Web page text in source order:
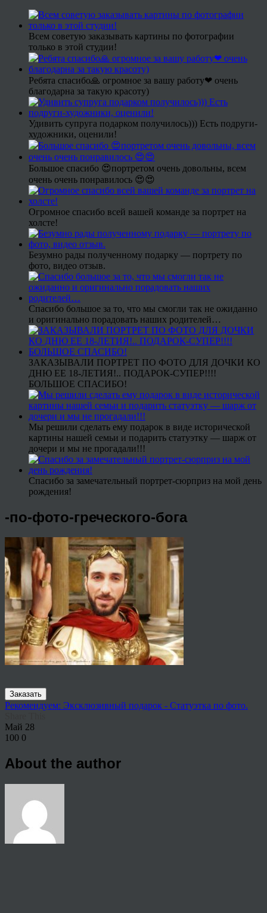
Всем советую заказывать картины по фотографии
только в этой студии!
Ребята спасибо🙏 огромное за вашу работу❤ очень
благодарна за такую красоту)
Удивить супруга подарком получилось))) Есть подруги-
художники, оценили!
Большое спасибо 😍портретом очень довольны, всем
очень очень понравилось 😍😍
Огромное спасибо всей вашей команде за портрет на
холсте!
Безумно рады полученному подарку — портрету по
фото, видео отзыв.
Спасибо большое за то, что мы смогли так не ожиданно
и оригинально порадовать наших родителей…
ЗАКАЗЫВАЛИ ПОРТРЕТ ПО ФОТО ДЛЯ ДОЧКИ КО
ДНЮ ЕЕ 18-ЛЕТИЯ!.. ПОДАРОК-СУПЕР!!!!
БОЛЬШОЕ СПАСИБО!
Мы решили сделать ему подарок в виде исторической
картины нашей семьи и подарить статуэтку — шарж от
дочери и мы не прогадали!!!
Спасибо за замечательный портрет-сюрприз на мой день
рождения!
-по-фото-греческого-бога
Заказать
Рекомендуем: Эксклюзивный подарок - Статуэтка по фото.
Май 28
100 0
About the author